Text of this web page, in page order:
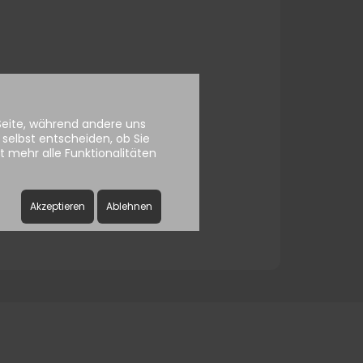
während andere uns
entscheiden, ob Sie
mehr alle Funktionalitäten
Akzeptieren Ablehnen